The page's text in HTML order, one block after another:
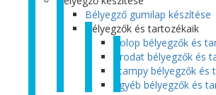
Bélyegző gumilap készítése
Bélyegzők és tartozékaik
Colop bélyegzők és
Trodat bélyegzők és
Stampy bélyegzők
Egyéb bélyegzők és